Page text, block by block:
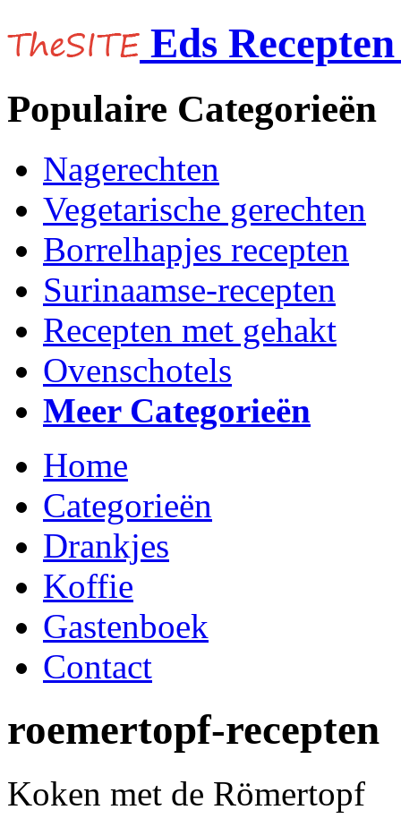
Eds
Populaire Categorieën
Nagerechten
Vegetarische gerechten
Borrelhapjes recepten
Surinaamse-recepten
Recepten met gehakt
Ovenschotels
Meer Categorieën
Home
Categorieën
Drankjes
Koffie
Gastenboek
Contact
roemertopf-recepten
Koken met de Römertopf